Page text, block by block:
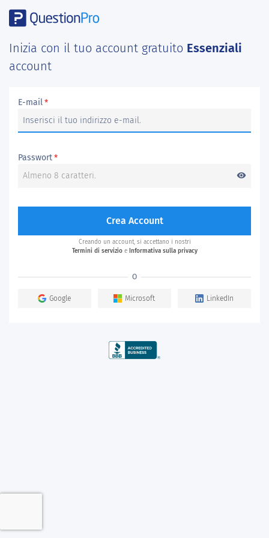
Inizia con il tuo account gratuito Essenziali
account
E-mail*
Passwort*
visibility
Crea Account
Creando un account, si accettano i nostri
Termini di servizioe Informativa sulla privacy
O
Google Microsoft LinkedIn